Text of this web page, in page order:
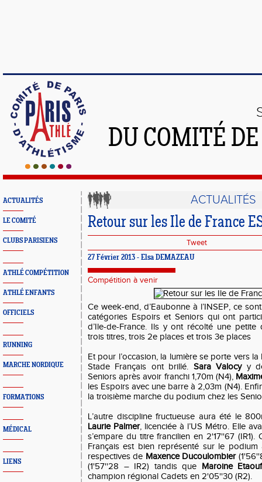
DU COMITÉ
ACTUALITÉS
LE COMITÉ
CLUBS PARISIENS
ATHLÉ COMPÉTITION
ATHLÉ ENFANTS
OFFICIELS
RUNNING
MARCHE NORDIQUE
FORMATIONS
MÉDICAL
LIENS
ACTUALITÉS
Retour sur les Ile de France
Tweet
27 Février 2013 - Elsa DEMAZEAU
Compétition à venir
Ce week-end, d’Eaubonne à l’INSEP, ce
catégories Espoirs et Seniors qui ont
d’Ile-de-France. Ils y ont récolté une
trois titres, trois 2e places et trois 3e places
Et pour l’occasion, la lumière se porte vers
Stade Français ont brillé. Sara Valocyy
Seniors après avoir franchi 1,70m (N4),
les Espoirs avec une barre à 2,03m (N4).
la troisième marche du podium chez les
L’autre discipline fructueuse aura été le
Laurie Palmer, licenciée à l’US Métro. Elle
s’empare du titre francilien en 2'17''67 (IR1).
Français est bien représenté sur le
respectives de Maxence Ducoulombier
(1'57''28 – IR2) tandis que Maroine
champion régional Cadets en 2'05''30 (R2).